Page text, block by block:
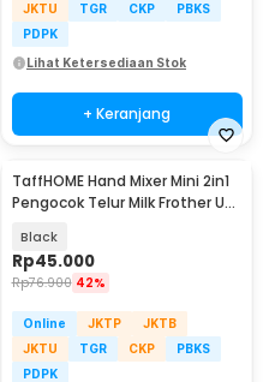
JKTU
TGR CKP
PBKS
PDPK
Lihat Ketersediaan Stok
+ Keranjang
TaffHOME Hand Mixer Mini 2in1
Pengocok Telur Milk Frother USB
Black
Rp45.000
Rp76.900 42%
Online JKTP
JKTB
JKTU
TGR CKP
PBKS
PDPK